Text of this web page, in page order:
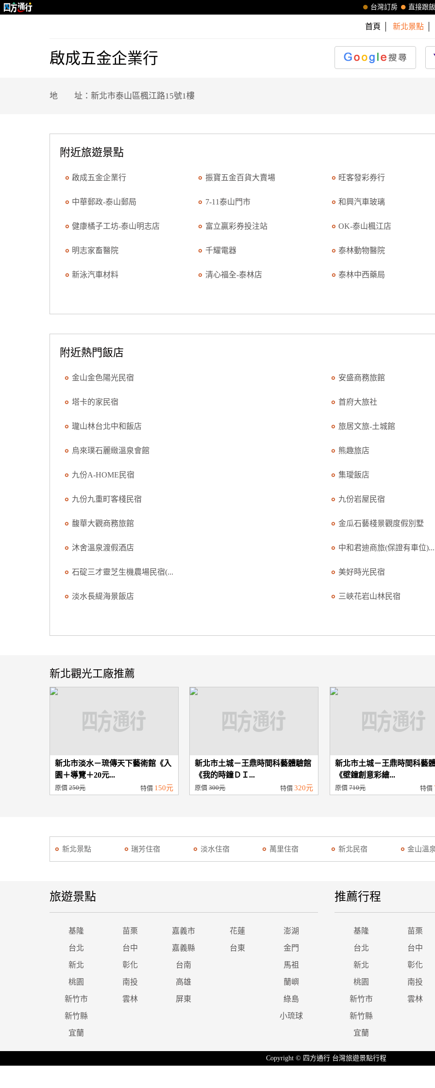
直接跟
台灣訂房
首頁 新北景點
啟成五金企業行
地 址：新北市泰山區楓江路15號1樓
附近旅遊景點
啟成五金企業行 振寶五金百貨大賣場 旺客發彩券行
中華郵政-泰山郵局 7-11泰山門市 和興汽車玻璃
健康橘子工坊-泰山明志店 富立贏彩券投注站 OK-泰山楓江店
明志家畜醫院 千耀電器 泰林動物醫院
新泳汽車材料 清心福全-泰林店 泰林中西藥局
附近熱門飯店
金山金色陽光民宿 安盛商務旅館
塔卡的家民宿 首府大旅社
瓏山林台北中和飯店 旅居文旅-土城館
烏來璞石麗緻溫泉會館 熊趣旅店
九份A-HOME民宿 集璦飯店
九份九重町客棧民宿 九份岩屋民宿
馥華大觀商務旅館 金瓜石藝棧景觀度假別墅
沐舍溫泉渡假酒店 中和君迪商旅(保證有車位)...
石碇三才靈芝生機農場民宿(... 美好時光民宿
淡水長緹海景飯店 三峽花岩山林民宿
新北觀光工廠推薦
新北市淡水－琉傳天下藝術館《入
園＋導覽＋20元...
原價 250元 特價 150元
新北市土城－王鼎時間科藝體驗館
《我的時鐘ＤＩ...
原價300元 特價320元
新北市土城－王鼎時間科藝
《壁鐘創意彩繪...
原價710元 特價
新北景點 瑞芳住宿 淡水住宿 萬里住宿 新北民宿 金山溫
旅遊景點
基隆 苗栗 嘉義市 花蓮 澎湖
台北 台中 嘉義縣 台東 金門
新北 彰化 台南 馬祖
桃園 南投 高雄 蘭嶼
新竹市 雲林 屏東 綠島
新竹縣 小琉球
宜蘭
推薦行程
基隆 苗栗
台北 台中
新北 彰化
桃園 南投
新竹市 雲林
新竹縣
宜蘭
Copyright © 四方通行 台灣旅遊景點行程